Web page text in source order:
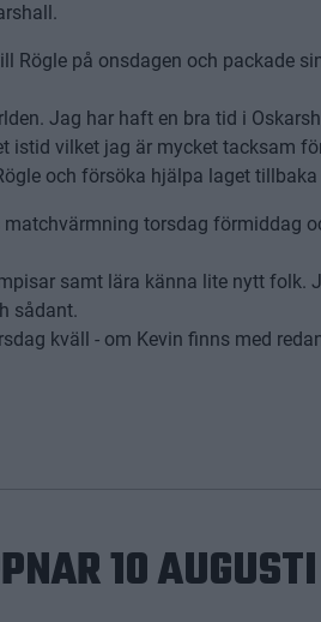
Rögle på onsdagen och packade
Jag har haft en bra tid i
istid vilket jag är mycket tacksam
och försöka hjälpa laget tillbaka
torsdag förmiddag
samt lära känna lite nytt folk.
sådant.
kväll - om Kevin finns med
10 AUGUSTI